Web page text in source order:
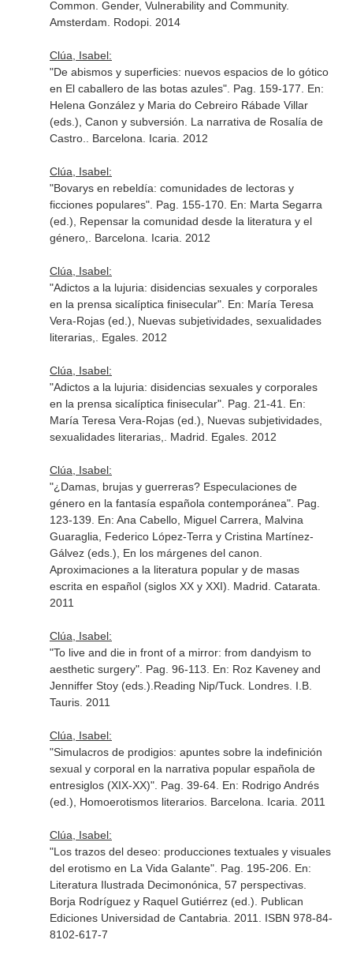
Common. Gender, Vulnerability and Community.
Amsterdam. Rodopi. 2014
Clúa, Isabel:
"De abismos y superficies: nuevos espacios de lo gótico
en El caballero de las botas azules". Pag. 159-177. En:
Helena González y Maria do Cebreiro Rábade Villar
(eds.), Canon y subversión. La narrativa de Rosalía de
Castro.
. Barcelona. Icaria. 2012
Clúa, Isabel:
"Bovarys en rebeldía: comunidades de lectoras y
ficciones populares". Pag. 155-170. En: Marta Segarra
(ed.), Repensar la comunidad desde la literatura y el
género,
. Barcelona. Icaria. 2012
Clúa, Isabel:
"Adictos a la lujuria: disidencias sexuales y corporales
en la prensa sicalíptica finisecular". En: María Teresa
Vera-Rojas (ed.), Nuevas subjetividades, sexualidades
literarias,
. Egales. 2012
Clúa, Isabel:
"Adictos a la lujuria: disidencias sexuales y corporales
en la prensa sicalíptica finisecular". Pag. 21-41. En:
María Teresa Vera-Rojas (ed.), Nuevas subjetividades,
sexualidades literarias,
. Madrid. Egales. 2012
Clúa, Isabel:
"¿Damas, brujas y guerreras? Especulaciones de
género en la fantasía española contemporánea". Pag.
123-139. En: Ana Cabello, Miguel Carrera, Malvina
Guaraglia, Federico López-Terra y Cristina Martínez-
Gálvez (eds.), En los márgenes del canon.
Aproximaciones a la literatura popular y de masas
escrita en español (siglos XX y XXI) . Madrid. Catarata.
2011
Clúa, Isabel:
"To live and die in front of a mirror: from dandyism to
aesthetic surgery". Pag. 96-113. En: Roz Kaveney and
Jenniffer Stoy (eds.).Reading Nip/Tuck. Londres. I.B.
Tauris. 2011
Clúa, Isabel:
"Simulacros de prodigios: apuntes sobre la indefinición
sexual y corporal en la narrativa popular española de
entresiglos (XIX-XX)". Pag. 39-64. En: Rodrigo Andrés
(ed.), Homoerotismos literarios. Barcelona. Icaria. 2011
Clúa, Isabel:
"Los trazos del deseo: producciones textuales y visuales
del erotismo en La Vida Galante". Pag. 195-206. En:
Literatura Ilustrada Decimonónica, 57 perspectivas.
Borja Rodríguez y Raquel Gutiérrez (ed.) . Publican
Ediciones Universidad de Cantabria. 2011. ISBN 978-84-
8102-617-7